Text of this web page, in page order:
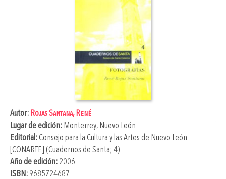
Autor: Rojas Santana, René
Lugar de edición: Monterrey, Nuevo León
Editorial:Consejo para la Cultura y las Artes de Nuevo León
[CONARTE] (Cuadernos de Santa; 4)
Año de edición: 2006
ISBN: 9685724687